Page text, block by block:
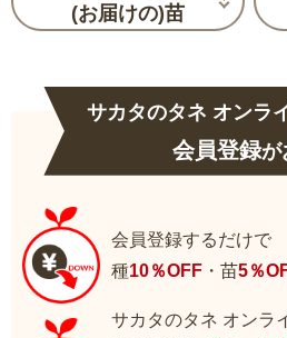
(お届けの)苗
サカタのタネ オンラ
会員登録が
会員登録するだけで
種10％OFF ・苗5％
サカタのタネ オンラ